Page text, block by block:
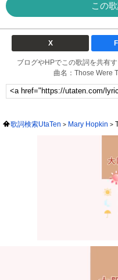
この
X
ブログやHPでこの歌詞を共有
曲名：Those Were
歌詞検索UtaTen Mary Hopkin